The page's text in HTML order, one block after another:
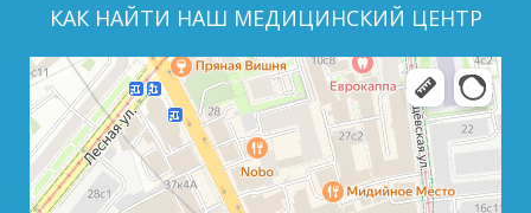
КАК НАЙТИ НАШ МЕДИЦИНСКИЙ ЦЕНТР